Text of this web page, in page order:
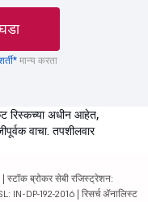
मान्य करता
रिस्कच्या अधीन आहेत,
वाचा. तपशीलवार
ब्रोकर सेबी रजिस्ट्रेशन:
IN-DP-192-2016 | रिसर्च ॲनालिस्ट